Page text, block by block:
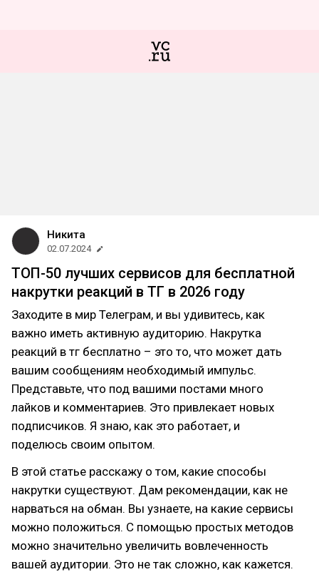
Никита
02.07.2024
ТОП-50 лучших сервисов для бесплатной
накрутки реакций в ТГ в 2026 году
Заходите в мир Телеграм, и вы удивитесь, как
важно иметь активную аудиторию. Накрутка
реакций в тг бесплатно – это то, что может дать
вашим сообщениям необходимый импульс.
Представьте, что под вашими постами много
лайков и комментариев. Это привлекает новых
подписчиков. Я знаю, как это работает, и
поделюсь своим опытом.
В этой статье расскажу о том, какие способы
накрутки существуют. Дам рекомендации, как не
нарваться на обман. Вы узнаете, на какие сервисы
можно положиться. С помощью простых методов
можно значительно увеличить вовлеченность
вашей аудитории. Это не так сложно, как кажется.